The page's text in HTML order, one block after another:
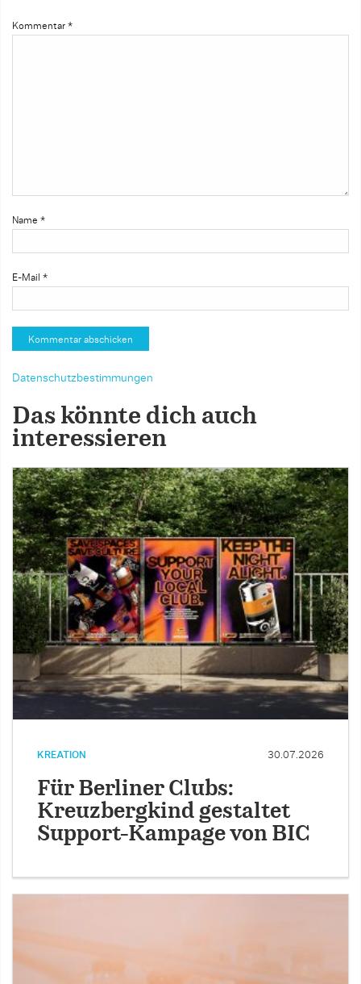
Kommentar *
Name *
E-Mail *
Datenschutzbestimmungen
Das könnte dich auch
interessieren
KREATION 30.07.2026
Für Berliner Clubs:
Kreuzbergkind gestaltet
Support-Kampage von BIC